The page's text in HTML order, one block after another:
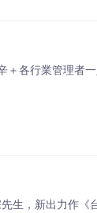
＋各行業管理
，新出力作《